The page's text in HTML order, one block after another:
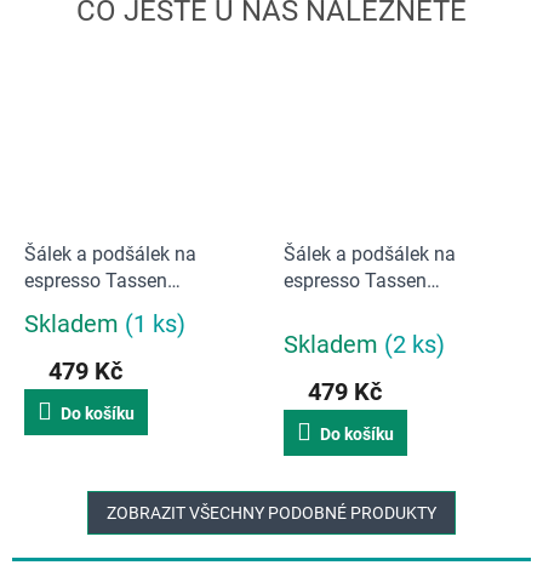
Šálek a podšálek na
espresso Tassen
58products 80 ml | Šťastný
Průměrné
produktu
5,0
hvězdiček.
Skladem (1 ks)
479 Kč
Do košíku
Šálek a podšálek na
espresso Tassen
Bezradný
Skladem (2 ks)
479 Kč
Do košíku
ZOBRAZIT VŠECHNY PODOBNÉ PRODUKTY